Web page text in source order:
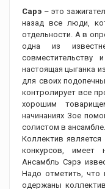
Сарэ – это
назад все люди,
отдельности. А в
одна из
настоящая цыганка
для своих
контролирует все
хорошим
начинаниях Зое
солистом в ансамбле.
Коллектив
конкурсов, имеет
Ансамбль Сэрэ
Надо отметить, что
одержаны